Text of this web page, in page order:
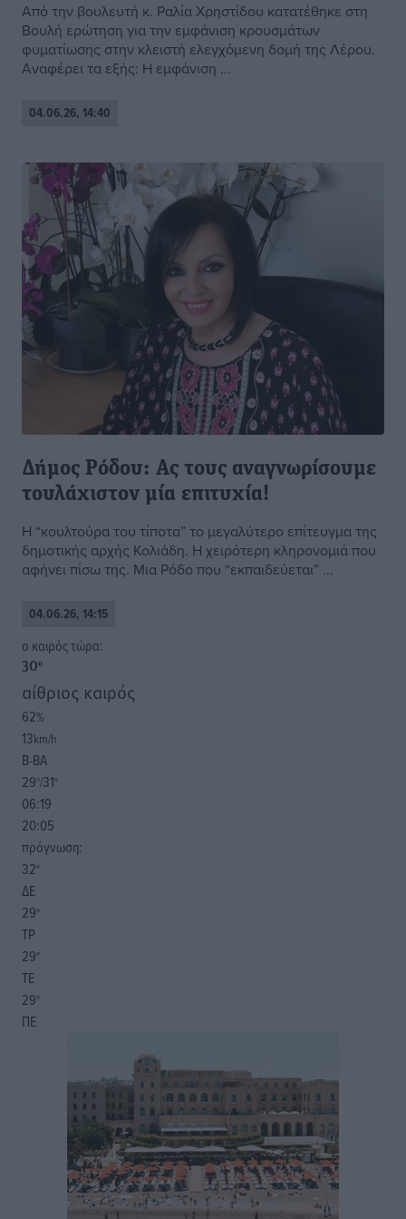
Από την βουλευτή κ. Ραλία Χρηστίδου κατατέθηκε στη
Βουλή ερώτηση για την εμφάνιση κρουσμάτων
φυματίωσης στην κλειστή ελεγχόμενη δομή της Λέρου.
Αναφέρει τα εξής: Η εμφάνιση ...
04.06.26, 14:40
Δήμος Ρόδου: Ας τους αναγνωρίσουμε
τουλάχιστον μία επιτυχία!
Η “κουλτούρα του τίποτα” το μεγαλύτερο επίτευγμα της
δημοτικής αρχής Κολιάδη. Η χειρότερη κληρονομιά που
αφήνει πίσω της. Μια Ρόδο που “εκπαιδεύεται” ...
04.06.26, 14:15
o καιρός τώρα:
30°
αίθριος καιρός
62%
13km/h
Β-ΒΑ
29°/31°
06:19
20:05
πρόγνωση:
32°
ΔΕ
29°
ΤΡ
29°
ΤΕ
29°
ΠΕ